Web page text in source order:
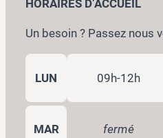
HORAIRES D’ACCUEIL
Un besoin ? Passez nous
LUN 09h-12h
MAR fermé